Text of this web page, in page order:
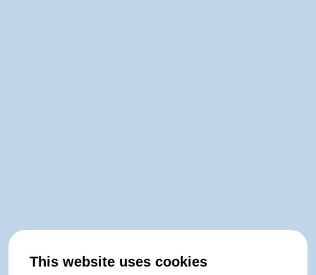
This website uses cookies